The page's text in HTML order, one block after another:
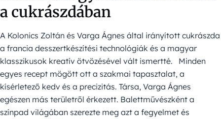
a cukrászdában
A Kolonics Zoltán és Varga Ágnes által irányított cukrászda
a francia desszertkészítési technológiák és a magyar
klasszikusok kreatív ötvözésével vált ismertté. Minden
egyes recept mögött ott a szakmai tapasztalat, a
kísérletező kedv és a precizitás. Társa, Varga Ágnes
egészen más területről érkezett. Balettművészként a
színpad világában szerezte meg azt a fegyelmet és